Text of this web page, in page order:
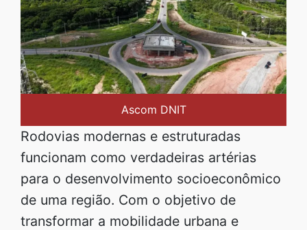
Ascom DNIT
Rodovias modernas e estruturadas
funcionam como verdadeiras artérias
para o desenvolvimento socioeconômico
de uma região. Com o objetivo de
transformar a mobilidade urbana e